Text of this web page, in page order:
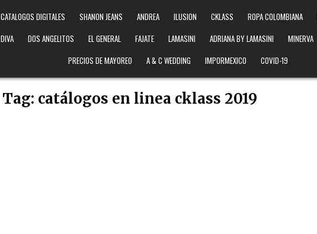
CATALOGOS DIGITALES SHANON JEANS ANDREA ILUSION CKLASS ROPA COLOMBIANA
DIVA DOS ANGELITOS EL GENERAL FAJATE LAMASINI ADRIANA BY LAMASINI MINERVA
PRECIOS DE MAYOREO
A & C WEDDING IMPORMEXICO COVID-19
Tag: catálogos en linea cklass 2019